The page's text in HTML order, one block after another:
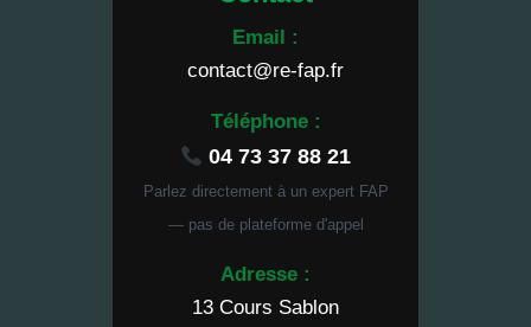
Email :
contact@re-fap.fr
Téléphone :
04 73 37 88 21
Parlez directement à un expert FAP
— pas de plateforme d'appel
Adresse :
13 Cours Sablon